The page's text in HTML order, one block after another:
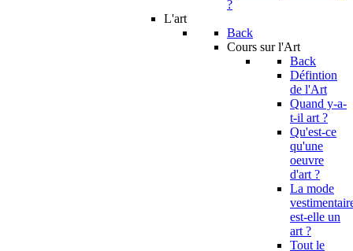
?
L'art
Back
Cours sur l'Art
Back
Défintion
de l'Art
Quand y-a-
t-il art ?
Qu'est-ce
qu'une
oeuvre
d'art ?
La mode
est-elle un
art ?
Tout le